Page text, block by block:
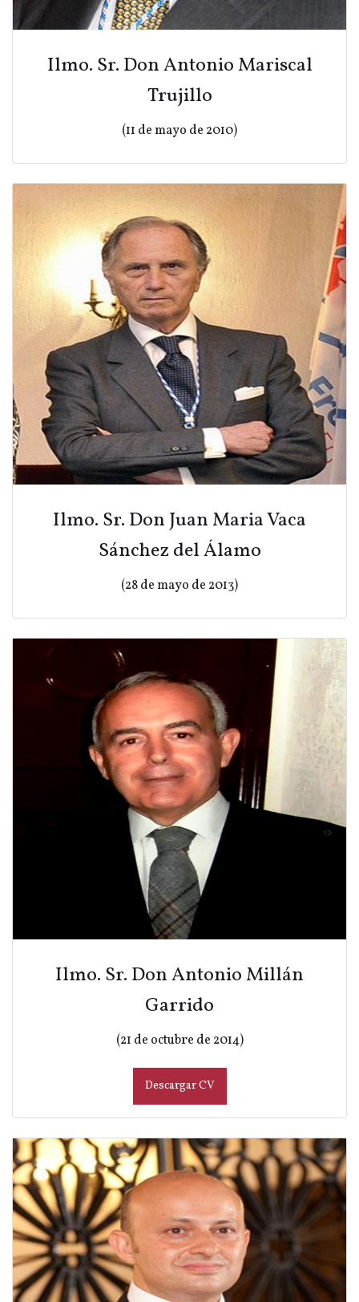
Ilmo. Sr. Don Antonio Mariscal
Trujillo
(11 de mayo de 2010)
Ilmo. Sr. Don Juan Maria Vaca
Sánchez del Álamo
(28 de mayo de 2013)
Ilmo. Sr. Don Antonio Millán
Garrido
(21 de octubre de 2014)
Descargar CV